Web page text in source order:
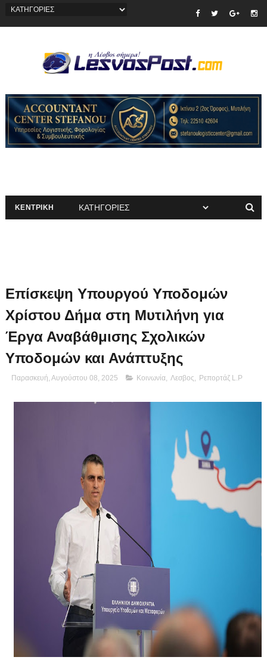
ΚΕΝΤΡΙΚΗ
Επίσκεψη Υπουργού Υποδομών
Χρίστου Δήμα στη Μυτιλήνη για
Έργα Αναβάθμισης Σχολικών
Υποδομών και Ανάπτυξης
Παρασκευή, Αυγούστου 08, 2025 Κοινωνία, Λεσβος Ρεπορτάζ L.P